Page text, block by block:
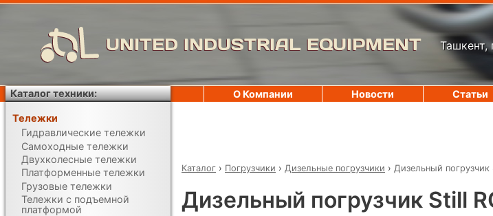
UNITED INDUSTRIAL EQUIPMENT Ташкент,
Каталог › Погрузчики › Дизельные погрузчики › Дизельный
Дизельный погрузчик Still
О Компании Новости Статьи
Каталог техники:
Тележки
Гидравлические тележки
Самоходные тележки
Двухколесные тележки
Платформенные тележки
Грузовые тележки
Тележки с подъемной
платформой